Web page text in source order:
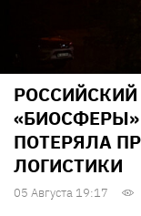
ПОТЕРЯЛА
ЛОГИСТИКИ
05 Августа 19:17